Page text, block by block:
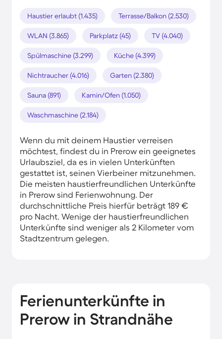
Haustier erlaubt (1.435) Terrasse/Balkon (2.530)
WLAN (3.865) Parkplatz (45) TV (4.040)
Spülmaschine (3.299) Küche (4.399)
Nichtraucher (4.016) Garten (2.380)
Sauna (891) Kamin/Ofen (1.050)
Waschmaschine (2.184)
Wenn du mit deinem Haustier verreisen
möchtest, findest du in Prerow ein geeignetes
Urlaubsziel, da es in vielen Unterkünften
gestattet ist, seinen Vierbeiner mitzunehmen.
Die meisten haustierfreundlichen Unterkünfte
in Prerow sind Ferienwohnung. Der
durchschnittliche Preis hierfür beträgt 189 €
pro Nacht. Wenige der haustierfreundlichen
Unterkünfte sind weniger als 2 Kilometer vom
Stadtzentrum gelegen.
Ferienunterkünfte in
Prerow in Strandnähe